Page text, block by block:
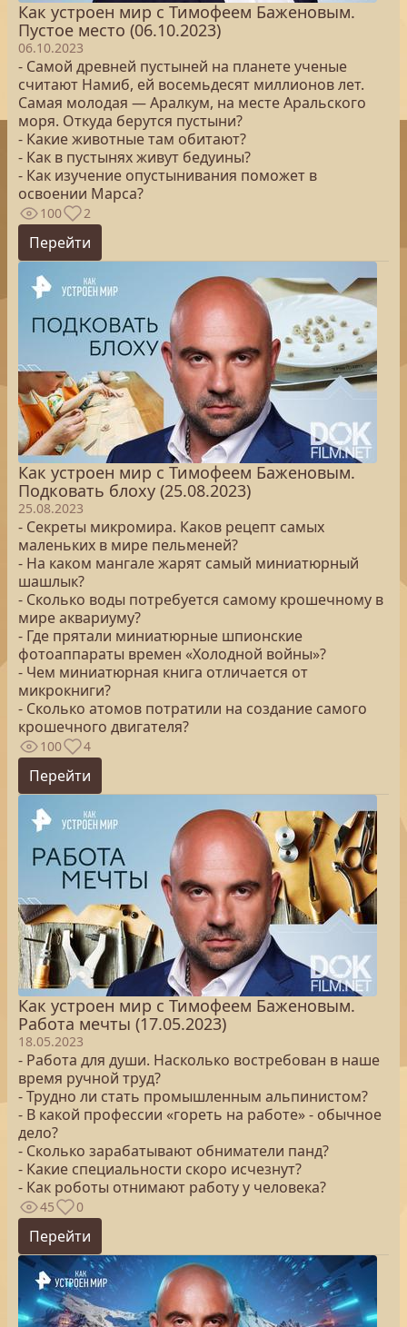
Как устроен мир с Тимофеем Баженовым.
Пустое место (06.10.2023)
06.10.2023
- Самой древней пустыней на планете ученые
считают Намиб, ей восемьдесят миллионов лет.
Самая молодая — Аралкум, на месте Аральского
моря. Откуда берутся пустыни?
- Какие животные там обитают?
- Как в пустынях живут бедуины?
- Как изучение опустынивания поможет в
освоении Марса?
100 2
Перейти
Как устроен мир с Тимофеем Баженовым.
Подковать блоху (25.08.2023)
25.08.2023
- Секреты микромира. Каков рецепт самых
маленьких в мире пельменей?
- На каком мангале жарят самый миниатюрный
шашлык?
- Сколько воды потребуется самому крошечному в
мире аквариуму?
- Где прятали миниатюрные шпионские
фотоаппараты времен «Холодной войны»?
- Чем миниатюрная книга отличается от
микрокниги?
- Сколько атомов потратили на создание самого
крошечного двигателя?
100 4
Перейти
Как устроен мир с Тимофеем Баженовым.
Работа мечты (17.05.2023)
18.05.2023
- Работа для души. Насколько востребован в наше
время ручной труд?
- Трудно ли стать промышленным альпинистом?
- В какой профессии «гореть на работе» - обычное
дело?
- Сколько зарабатывают обниматели панд?
- Какие специальности скоро исчезнут?
- Как роботы отнимают работу у человека?
45 0
Перейти